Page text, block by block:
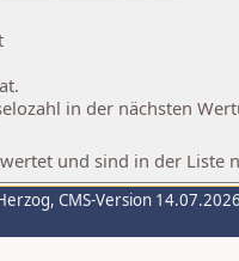
in der nächsten
und sind in der Liste
, CMS-Version